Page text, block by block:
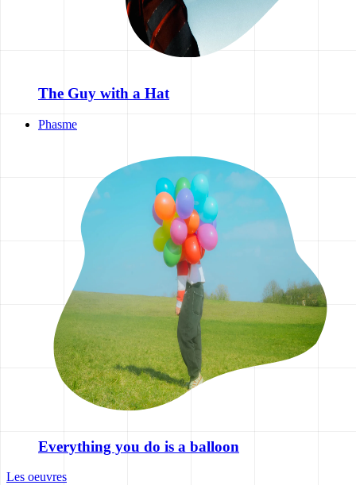
The Guy with a Hat
Phasme
Everything you do is a balloon
Les oeuvres